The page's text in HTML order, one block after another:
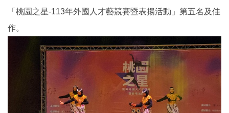
「桃園之星-113年外國人才藝競賽暨表揚活動」第五名及佳
作。